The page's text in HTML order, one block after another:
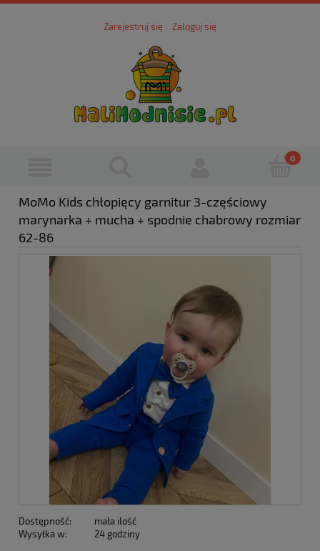
Zarejestruj się Zaloguj się
MoMo Kids chłopięcy garnitur 3-częściowy
marynarka + mucha + spodnie chabrowy rozmiar
62-86
Dostępność:
mała ilość
Wysyłka w:
24 godziny